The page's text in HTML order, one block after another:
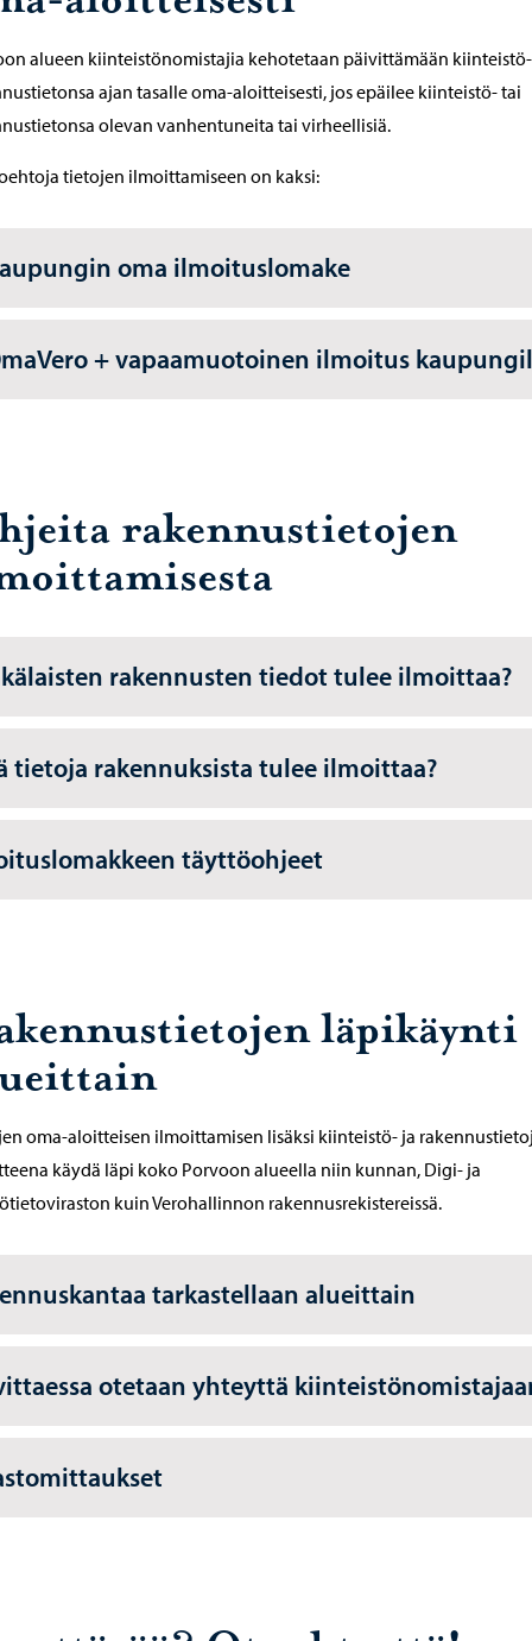
alueen kiinteistönomistajia kehotetaan päivittämään
ajan tasalle oma-aloitteisesti, jos epäilee kiinteistö- tai
olevan vanhentuneita tai virheellisiä.
tietojen ilmoittamiseen on kaksi:
oma ilmoituslomake
+ vapaamuotoinen ilmoitus
rakennustietojen
rakennusten tiedot tulee ilmoittaa?
tietoja rakennuksista tulee ilmoittaa?
täyttöohjeet
läpikäynti
oma-aloitteisen ilmoittamisen lisäksi kiinteistö- ja
käydä läpi koko Porvoon alueella niin kunnan, Digi- ja
kuin Verohallinnon rakennusrekistereissä.
tarkastellaan alueittain
otetaan yhteyttä